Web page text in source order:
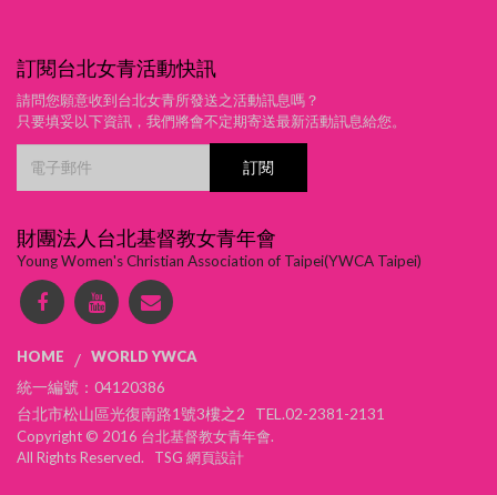
訂閱台北女青活動快訊
請問您願意收到台北女青所發送之活動訊息嗎？
只要填妥以下資訊，我們將會不定期寄送最新活動訊息給您。
財團法人台北基督教女青年會
Young Women's Christian Association of Taipei(YWCA Taipei)
HOME / WORLD YWCA
統一編號：04120386
台北市松山區光復南路1號3樓之2 TEL.02-2381-2131
Copyright © 2016 台北基督教女青年會.
All Rights Reserved. TSG 網頁設計